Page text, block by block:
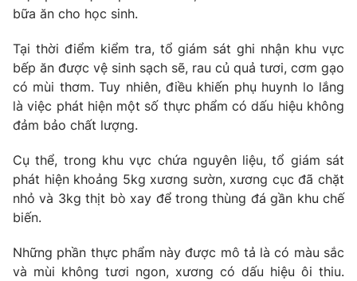
Tư vấn
Emagazine Podcast
Photo Infographic
Video Shorts video
VTV Money VTV Thể thao
VTV Sức khoẻ Bất động sản
bữa ăn cho học sinh.
Tại thời điểm kiểm tra, tổ giám sát ghi nhận khu vực
bếp ăn được vệ sinh sạch sẽ, rau củ quả tươi, cơm gạo
có mùi thơm. Tuy nhiên, điều khiến phụ huynh lo lắng
là việc phát hiện một số thực phẩm có dấu hiệu không
đảm bảo chất lượng.
Cụ thể, trong khu vực chứa nguyên liệu, tổ giám sát
phát hiện khoảng 5kg xương sườn, xương cục đã chặt
nhỏ và 3kg thịt bò xay để trong thùng đá gần khu chế
biến.
Những phần thực phẩm này được mô tả là có màu sắc
và mùi không tươi ngon, xương có dấu hiệu ôi thiu.